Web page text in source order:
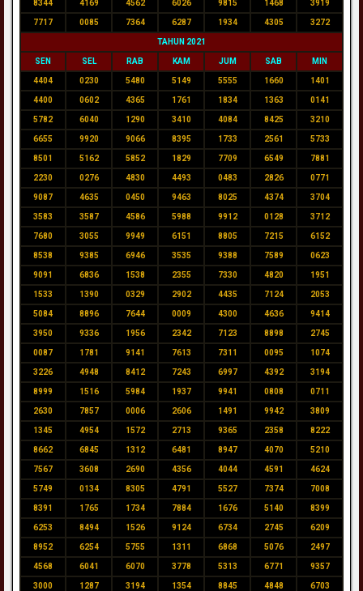
8344 4169 4562 6026 9815 1468 3919
7717 0085 7364 6287 1934 4305 3272
TAHUN 2021
SEN SEL RAB KAM JUM SAB MIN
4404 0230 5480 5149 5555 1660 1401
4400 0602 4365 1761 1834 1363 0141
5782 6040 1290 3410 4084 8425 3210
6655 9920 9066 8395 1733 2561 5733
8501 5162 5852 1829 7709 6549 7881
2230 0276 4830 4493 0483 2826 0771
9087 4635 0450 9463 8025 4374 3704
3583 3587 4586 5988 9912 0128 3712
7680 3055 9949 6151 8805 7215 6152
8538 9385 6946 3535 9388 7589 0623
9091 6836 1538 2355 7330 4820 1951
1533 1390 0329 2902 4435 7124 2053
5084 8896 7644 0009 4300 4636 9414
3950 9336 1956 2342 7123 8898 2745
0087 1781 9141 7613 7311 0095 1074
3226 4948 8412 7243 6997 4392 3194
8999 1516 5984 1937 9941 0808 0711
2630 7857 0006 2606 1491 9942 3809
1345 4954 1572 2713 9365 2358 8222
8662 6845 1312 6481 8947 4070 5210
7567 3608 2690 4356 4044 4591 4624
5749 0134 8305 4791 5527 7374 7008
8391 1765 1734 7884 1676 5140 8399
6253 8494 1526 9124 6734 2745 6209
8952 6254 5755 1311 6868 5076 2497
4568 6041 6070 3778 5313 6771 9357
3000 1287 3194 1354 8845 4848 6703